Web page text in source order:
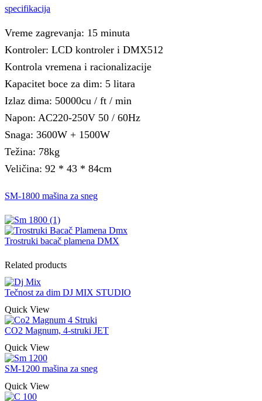
specifikacija
Vreme zagrevanja: 15 minuta
Kontroler: LCD kontroler i DMX512
Kontrola vremena i racionalizacije
Kapacitet boce za dim: 5 litara
Izlaz dima: 50000cu / ft / min
Napon: AC220-250V 50 / 60Hz
Snaga: 3600W + 1500W
Težina: 78kg
Veličina: 92 * 43 * 84cm
SM-1800 mašina za sneg
Trostruki bacač plamena DMX
Related products
Tečnost za dim DJ MIX STUDIO
Quick View
CO2 Magnum, 4-struki JET
Quick View
SM-1200 mašina za sneg
Quick View